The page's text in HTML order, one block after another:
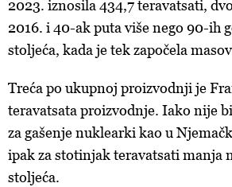
2023. iznosila 434,7 teravatsati,
2016. i 40-ak puta više nego 90-ih
stoljeća, kada je tek započela
Treća po ukupnoj proizvodnji je
teravatsata proizvodnje. Iako nije
za gašenje nuklearki kao u
ipak za stotinjak teravatsati manja
stoljeća.